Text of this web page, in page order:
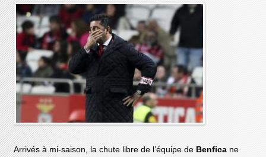
Arrivés à mi-saison, la chute libre de l’équipe de Benficane